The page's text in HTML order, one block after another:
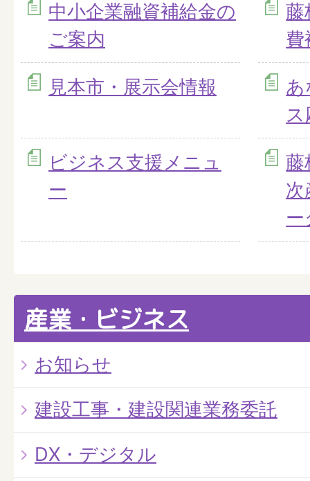
中小企業融資補給金の
ご案内
藤
費
見本市・展示会情報
あ
ビジネス支援メニュ
ー
藤
次
ー
産業・ビジネス
お知らせ
建設工事・建設関連業務委託
DX・デジタル